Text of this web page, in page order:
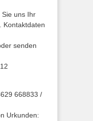
Sie uns Ihr
Kontaktdaten
senden
668833 /
Urkunden: